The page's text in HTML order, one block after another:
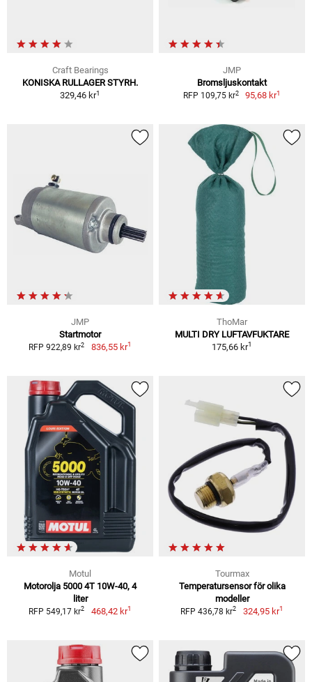
Craft Bearings
KONISKA RULLAGER STYRH.
329,46 kr1
JMP
Bromsljuskontakt
RFP 109,75 kr2 95,68 kr1
JMP
Startmotor
RFP 922,89 kr2 836,55 kr1
ThoMar
MULTI DRY LUFTAVFUKTARE
175,66 kr1
Motul
Motorolja 5000 4T 10W-40, 4
liter
RFP 549,17 kr2 468,42 kr1
Tourmax
Temperatursensor för olika
modeller
RFP 436,78 kr2 324,95 kr1